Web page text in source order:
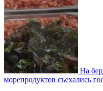
На
морепродуктов съехались